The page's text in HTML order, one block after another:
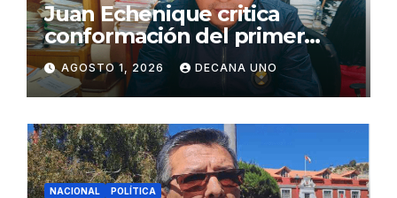
Juan Echenique critica
conformación del primer
gabinete ministerial de Keiko
Fujimori
AGOSTO 1, 2026 DECANA UNO
NACIONAL POLÍTICA